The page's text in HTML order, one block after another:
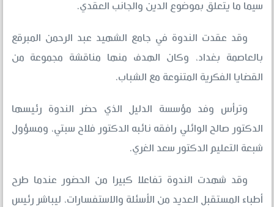
سيما ما يتعلق بموضوع الدين والجانب العقدي.
وقد عقدت الندوة في جامع الشهيد عبد الرحمن المبرقع
بالعاصمة بغداد، وكان الهدف منها مناقشة مجموعة من
القضايا الفكرية المتنوعة مع الشباب.
وترأس وفد مؤسسة الدليل الذي حضر الندوة رئيسها
الدكتور صالح الوائلي رافقه نائبه الدكتور فلاح سبتي، ومسؤول
شبعة التعليم الدكتور سعد الغري.
وقد شهدت الندوة تفاعلا كبيرا من الحضور عندما طرح
أطباء المستقبل العديد من الأسئلة والاستفسارات، ليباشر رئيس